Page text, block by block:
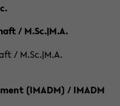
/ M.Sc.|M.A.
/ M.Sc.|M.A.
(IMADM) / IMADM